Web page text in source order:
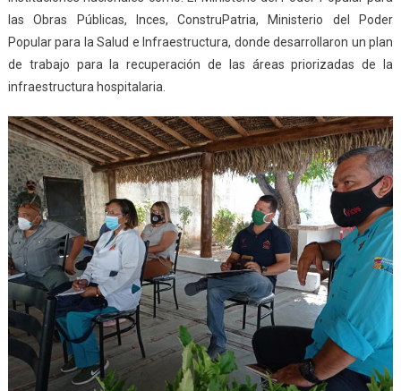
las Obras Públicas, Inces, ConstruPatria, Ministerio del Poder
Popular para la Salud e Infraestructura, donde desarrollaron un plan
de trabajo para la recuperación de las áreas priorizadas de la
infraestructura hospitalaria.